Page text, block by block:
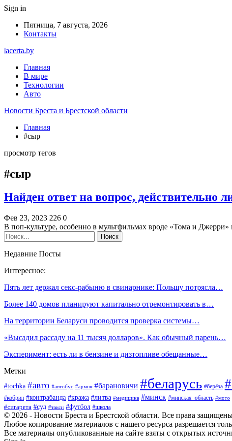
Sign in
Пятница, 7 августа, 2026
Контакты
lacerta.by
Главная
В мире
Технологии
Авто
Новости Бреста и Брестской области
Главная
#сыр
просмотр тегов
#сыр
Найден ответ на вопрос, действительно
Фев 23, 2023 226 0
В поп-культуре, особенно в мультфильмах вроде «Тома и
Недавние Посты
Интересное:
Пять лет держал секс-рабыню в свинарнике: Польшу потрясла…
Более 140 домов планируют капитально отремонтировать в…
На территории Беларуси проводится проверка системы…
«Высадил рассаду на 11 тысяч долларов». Как обычный парень…
Эксперимент: есть ли в бензине и дизтопливе обещанные…
Метки
#tochka #авто #автобус #армия #барановичи #беларусь #берёза
#кобрин #контрабанда #кража #литва #медицина #минск #минская_область #мото
#сигарета #суд #такси #футбол #школа
© 2026 - Новости Бреста и Брестской области. Все права
Любое копирование материалов с нашего ресурса разрешается
Все материалы опубликованные на сайте взяты с открытых